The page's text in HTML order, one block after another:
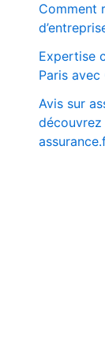
Comment
Expertise
Paris
Avis sur